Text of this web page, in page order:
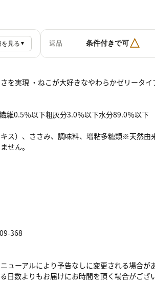
を見る ▼ 返品 条件付きで可△
を実現 ・ねこが大好きなやわらかゼリータ
維0.5％以下粗灰分3.0％以下水分89.0％以下
ス）、ささみ、調味料、増粘多糖類※天然
せん。
368
ューアルにより予告なしに変更される場合が
日数よりもお届けにお時間を頂く場合がござ